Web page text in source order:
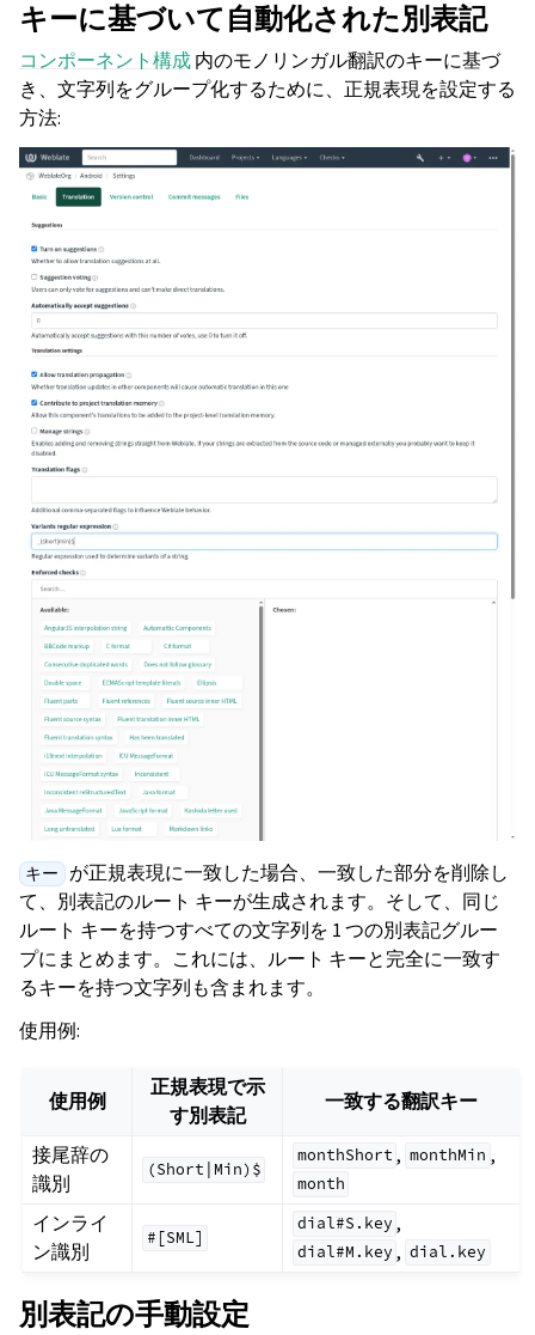
キーに基づいて自動化された別表記
コンポーネント構成内のモノリンガル翻訳のキーに基づ
き、文字列をグループ化するために、正規表現を設定する
方法:
キー が正規表現に一致した場合、一致した部分を削除し
て、別表記のルート キーが生成されます。そして、同じ
ルート キーを持つすべての文字列を 1 つの別表記グルー
プにまとめます。これには、ルート キーと完全に一致す
るキーを持つ文字列も含まれます。
使用例:
使用例
正規表現で示
す別表記
一致する翻訳キー
接尾辞の
識別
(Short|Min)$
monthShort , monthMin ,
month
インライ
ン識別
#[SML]
dial#S.key ,
dial#M.key , dial.key
別表記の手動設定